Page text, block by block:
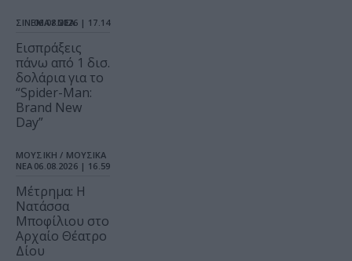
ΣΙΝΕΜΑ / ΝΕΑ
06.08.2026 | 17.14
Εισπράξεις
πάνω από 1 δισ.
δολάρια για το
“Spider-Man:
Brand New
Day”
ΜΟΥΣΙΚΗ / ΜΟΥΣΙΚΑ
ΝΕΑ 06.08.2026 | 16.59
Μέτρημα: Η
Νατάσσα
Μποφίλιου στο
Αρχαίο Θέατρο
Δίου